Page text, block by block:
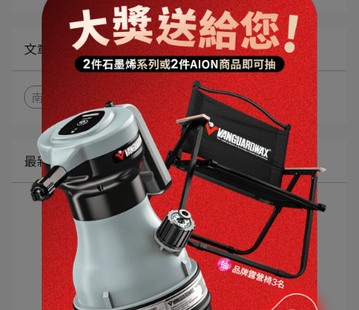
文章分類
南臺科大汽機車大展 AMPA 彰化賽車節
最新消息